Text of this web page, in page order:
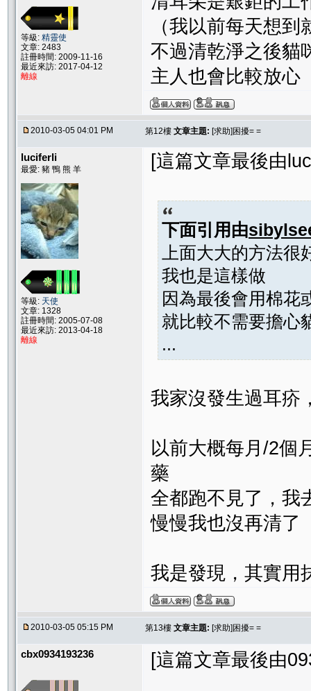
等級: 精靈使
文章: 2483
註冊時間: 2009-11-16
最近來訪: 2017-04-12
離線
（我以前每天想到
不過清乾淨之後貓
主人也會比較放心
2010-03-05 04:01 PM 第12樓 文章主題: [求助]困擾= =
luciferli
最愛: 豬 鴨 熊 羊
等級: 天使
文章: 1328
註冊時間: 2005-07-08
最近來訪: 2013-04-18
離線
[這篇文章最後由
下面引用由
上面大大的方法很
我也是這樣做
因為最後會用棉花
就比較不需要擔心
...
我家沒發生過耳疥
以前大概每月/2個
藥
全都跑不見了，我
慢慢我也沒再清了
我是發現，其實用
2010-03-05 05:15 PM 第13樓 文章主題: [求助]困擾= =
cbx0934193236 [這篇文章最後由